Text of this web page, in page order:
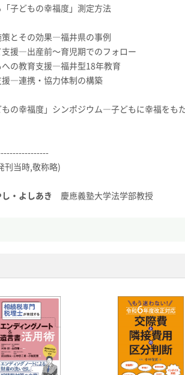
子どもの幸福度」測定方法
とその効果―福井県の事例
援―出産前〜育児期でのフォロー
の教育支援―福井型18年教育
―連携・協力体制の構築
の幸福度」シンポジウム―子どもに幸福をも
刊当時,敬称略)
・よしあき 慶應義塾大学法学部教授